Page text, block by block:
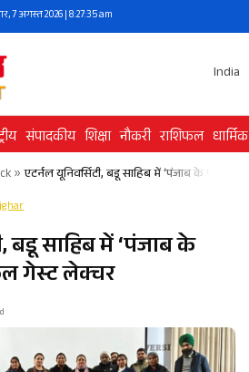
7 अगस्त 2026 | 8:27:35 am
India
संपादकीय शिक्षा नौकरी राशिफल धार्मिक
» एटर्नल यूनिवर्सिटी, बडू साहिब में ‘पंजाब के
बडू साहिब में ‘पंजाब के
गेस्ट लेक्चर​